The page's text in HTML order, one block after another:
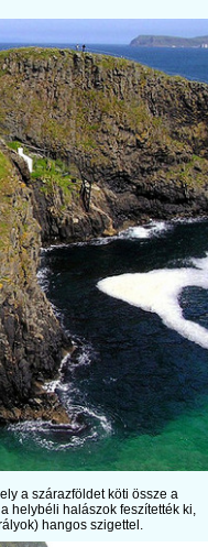
a szárazföldet köti össze a
helybéli halászok feszítették ki,
hangos szigettel.